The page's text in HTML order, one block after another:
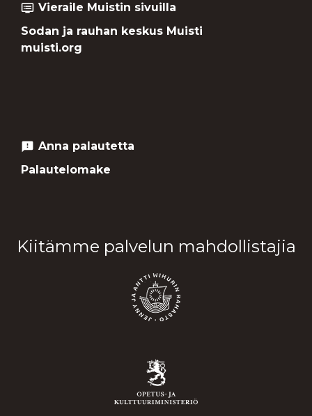
dvr Vieraile Muistin sivuilla
Sodan ja rauhan keskus Muisti
muisti.org
feedback Anna palautetta
Palautelomake
Kiitämme palvelun mahdollistajia